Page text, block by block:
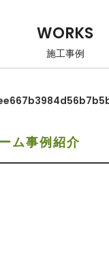
WORKS
施工事例
ム事例紹介